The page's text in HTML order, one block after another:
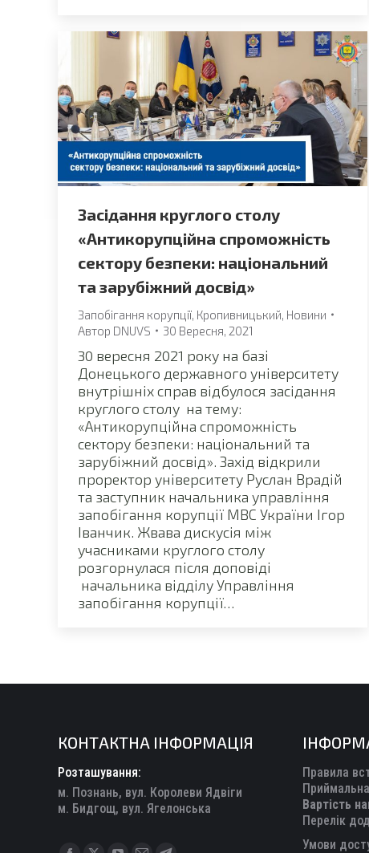
Засідання круглого столу
«Антикорупційна спроможність
сектору безпеки: національний
та зарубіжний досвід»
Запобігання корупції, Кропивницький, Новини
Автор DNUVS 30 Вересня, 2021
30 вересня 2021 року на базі
Донецького державного університету
внутрішніх справ відбулося засідання
круглого столу на тему:
«Антикорупційна спроможність
сектору безпеки: національний та
зарубіжний досвід». Захід відкрили
проректор університету Руслан Врадій
та заступник начальника управління
запобігання корупції МВС України Ігор
Іванчик. Жвава дискусія між
учасниками круглого столу
розгорнулася після доповіді
начальника відділу Управління
запобігання корупції…
КОНТАКТНА ІНФОРМАЦІЯ
Розташування:
м. Познань, вул. Королеви Ядвіги
м. Бидгощ, вул. Ягелонська
Find us on:
Правила
Приймальна
Вартість
Перелік
Умови